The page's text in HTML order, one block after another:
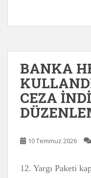
BANKA
CEZA
10 Temmuz 2026
12. Yargı Paketi